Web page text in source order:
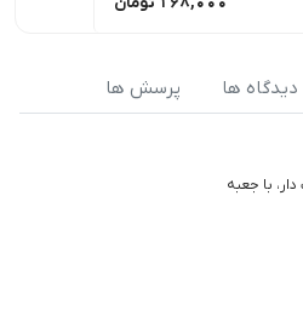
دیدگاه ها پرسش ها
با جعبه